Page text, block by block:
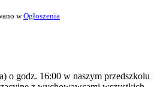
wOgłoszenia
o godz. 16:00 w naszym przedszkolu